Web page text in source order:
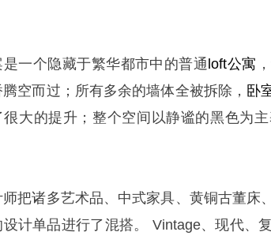
是一个隐藏于繁华都市中的普通 loft公寓 ，
腾空而过；所有多余的墙体全被拆除， 卧
很大的提升；整个空间以静谧的黑色为
师把诸多艺术品、中式家具、黄铜古董床
设计单品进行了混搭。 Vintage、现代、